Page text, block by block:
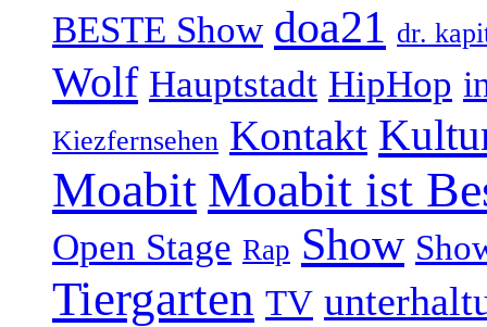
BESTE Show doa21 dr.
Wolf Hauptstadt HipHop
Kiezfernsehen Kontakt
Moabit Moabit ist
Open Stage Rap Show
Tiergarten TV